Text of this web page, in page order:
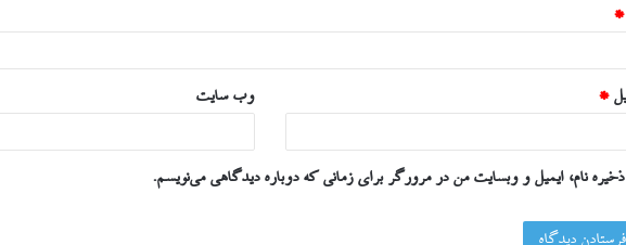
*
* وب‌ سایت
ذخیره نام، ایمیل و وبسایت من در مرورگر برای زمانی که دوباره دیدگاهی می‌نویسم.